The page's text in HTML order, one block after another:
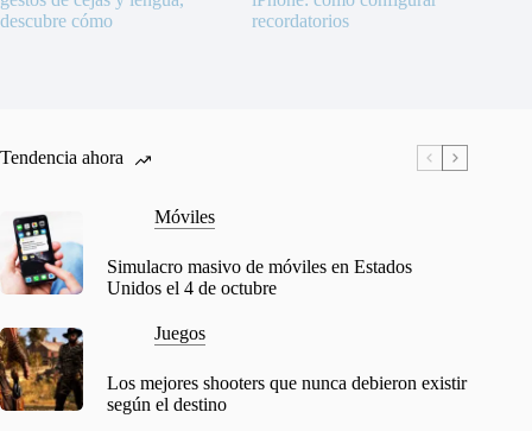
descubre cómo
recordatorios
Tendencia ahora
Móviles
Simulacro masivo de móviles en Estados
Unidos el 4 de octubre
Juegos
Los mejores shooters que nunca debieron existir
según el destino